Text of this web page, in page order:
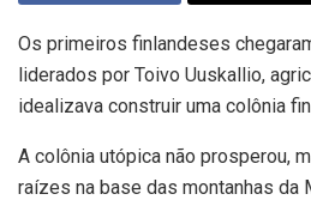
Os primeiros finlandeses
liderados por Toivo Uuskallio,
idealizava construir uma colônia
A colônia utópica não prosperou,
raízes na base das montanhas da